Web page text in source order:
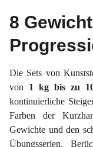
8
Die Sets von
von 1 kg bis zu
kontinuierliche
Farben der
Gewichte und den
Übungsserien.